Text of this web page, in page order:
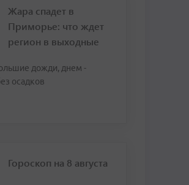
Жара спадет в
Приморье: что ждет
регион в выходные
дожди, днем -
осадков
Гороскоп на 8 августа